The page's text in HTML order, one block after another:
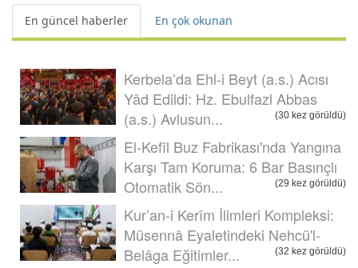
En güncel haberler En çok okunan
Kerbela’da Ehl-i Beyt (a.s.) Acısı
Yâd Edildi: Hz. Ebulfazl Abbas
(a.s.) Avlusun...
(30 kez görüldü)
El-Kefîl Buz Fabrikası'nda Yangına
Karşı Tam Koruma: 6 Bar Basınçlı
Otomatik Sön...
(29 kez görüldü)
Kur’an-i Kerîm İlimleri Kompleksi:
Müsennâ Eyaletindeki Nehcü'l-
Belâga Eğitimler...
(32 kez görüldü)